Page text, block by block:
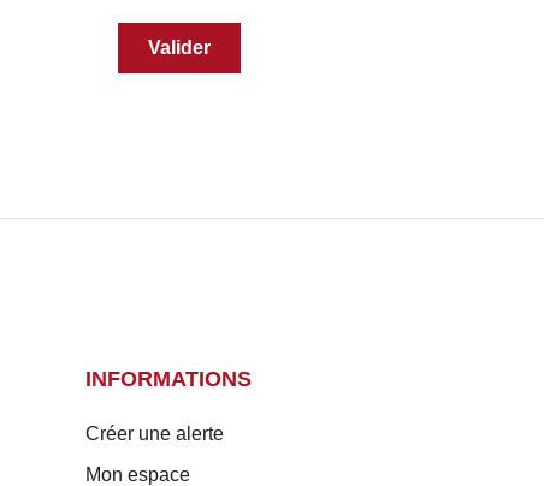
Valider
INFORMATIONS
Créer une alerte
Mon espace